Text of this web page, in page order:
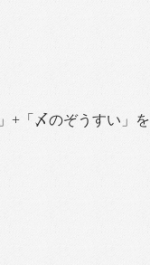
+「〆のぞうすい」を